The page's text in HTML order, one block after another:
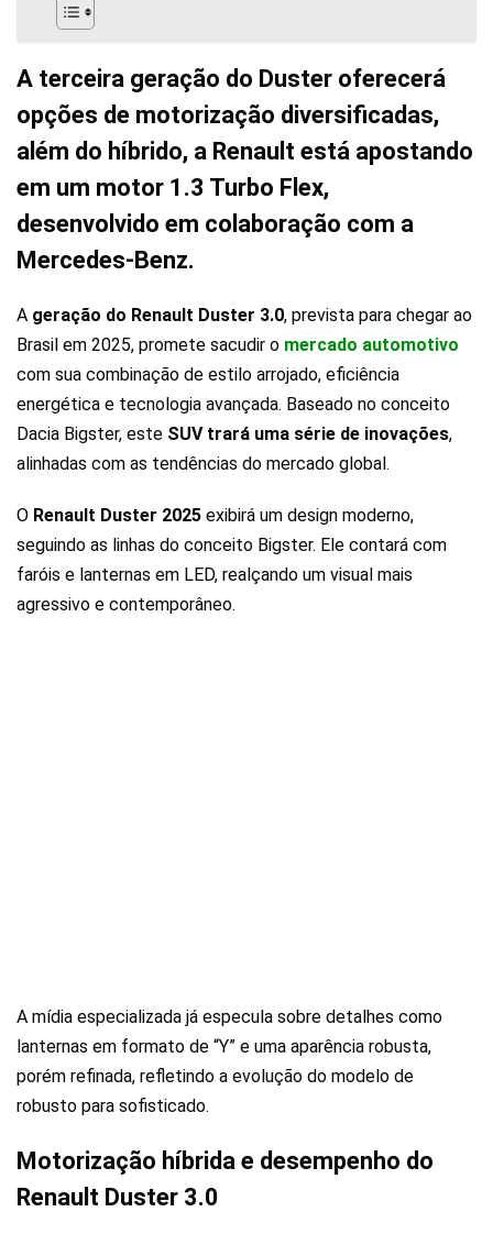
A terceira geração do Duster oferecerá
opções de motorização diversificadas,
além do híbrido, a Renault está apostando
em um motor 1.3 Turbo Flex,
desenvolvido em colaboração com a
Mercedes-Benz.
A geração do Renault Duster 3.0, prevista para chegar ao
Brasil em 2025, promete sacudir o mercado automotivo
com sua combinação de estilo arrojado, eficiência
energética e tecnologia avançada. Baseado no conceito
Dacia Bigster, este SUV trará uma série de inovações,
alinhadas com as tendências do mercado global.
O Renault Duster 2025 exibirá um design moderno,
seguindo as linhas do conceito Bigster. Ele contará com
faróis e lanternas em LED, realçando um visual mais
agressivo e contemporâneo.
A mídia especializada já especula sobre detalhes como
lanternas em formato de “Y” e uma aparência robusta,
porém refinada, refletindo a evolução do modelo de
robusto para sofisticado.
Motorização híbrida e desempenho do
Renault Duster 3.0